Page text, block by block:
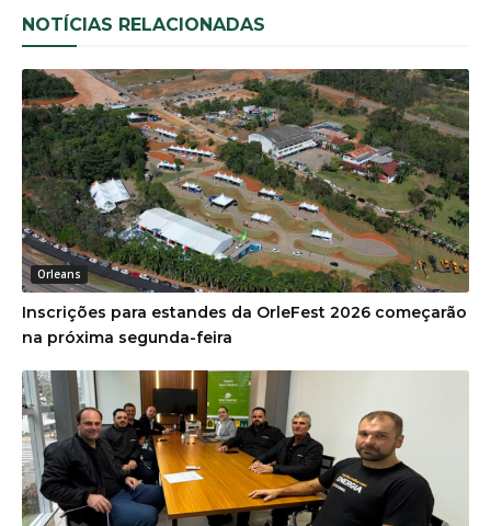
NOTÍCIAS RELACIONADAS
Orleans
Inscrições para estandes da OrleFest 2026 começarão
na próxima segunda-feira